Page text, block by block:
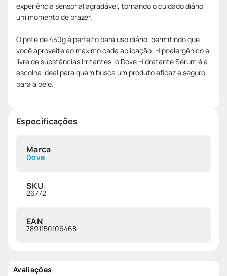
experiência sensorial agradável, tornando o cuidado diário
um momento de prazer.
O pote de 450g é perfeito para uso diário, permitindo que
você aproveite ao máximo cada aplicação. Hipoalergênico e
livre de substâncias irritantes, o Dove Hidratante Sérum é a
escolha ideal para quem busca um produto eficaz e seguro
para a pele.
Especificações
Marca
Dove
SKU
26772
EAN
7891150106468
Avaliações